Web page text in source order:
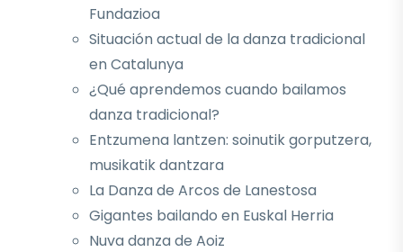
Fundazioa
Situación actual de la danza tradicional
en Catalunya
¿Qué aprendemos cuando bailamos
danza tradicional?
Entzumena lantzen: soinutik gorputzera,
musikatik dantzara
La Danza de Arcos de Lanestosa
Gigantes bailando en Euskal Herria
Nuva danza de Aoiz